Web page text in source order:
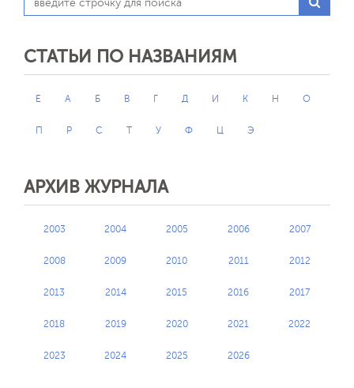
СТАТЬИ ПО НАЗВАНИЯМ
E А Б В Г Д И К Н О
П Р С Т У Ф Ц Э
АРХИВ ЖУРНАЛА
2003 2004 2005 2006 2007
2008 2009 2010 2011 2012
2013 2014 2015 2016 2017
2018 2019 2020 2021 2022
2023 2024 2025 2026